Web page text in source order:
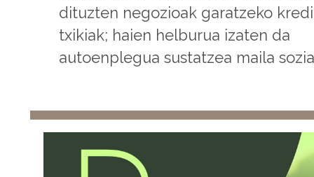
dituzten negozioak garatzeko
txikiak; haien helburua izaten da
autoenplegua sustatzea maila